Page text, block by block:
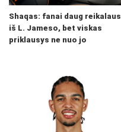
Shaqas: fanai daug reikalaus
iš L. Jameso, bet viskas
priklausys ne nuo jo